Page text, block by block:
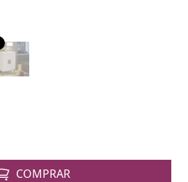
COMPRAR